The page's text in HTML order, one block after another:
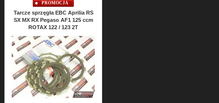
PROMOCJA
Tarcze sprzęgła EBC Aprilia RS
SX MX RX Pegaso AF1 125 ccm
ROTAX 122 / 123 2T